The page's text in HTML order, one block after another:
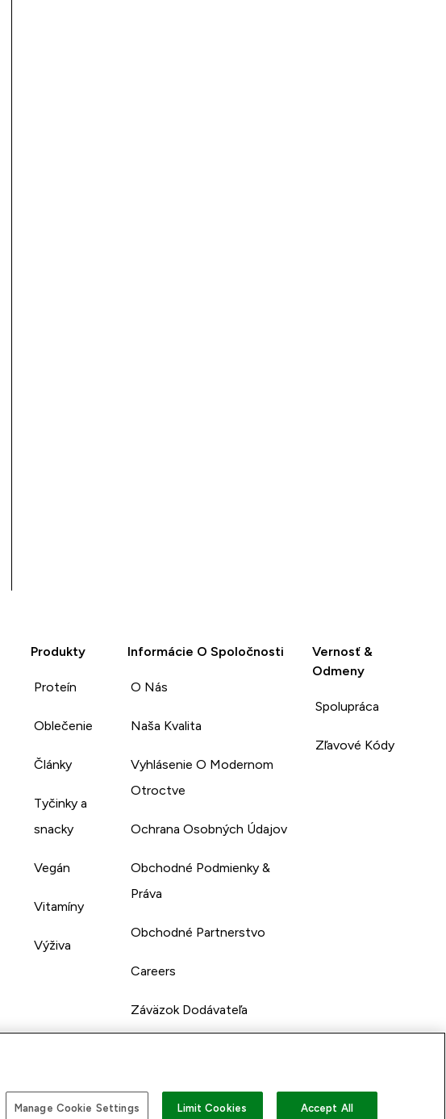
Produkty
Proteín
Oblečenie
Články
Tyčinky a
snacky
Vegán
Vitamíny
Výživa
Informácie O Spoločnosti
O Nás
Naša Kvalita
Vyhlásenie O Modernom
Otroctve
Ochrana Osobných Údajov
Obchodné Podmienky &
Práva
Obchodné Partnerstvo
Careers
Záväzok Dodávateľa
Vernosť &
Odmeny
Spolupráca
Zľavové Kódy
Pay with
Manage Cookie Settings Limit Cookies Accept All